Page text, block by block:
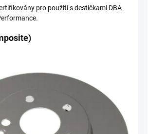
pro použití s destičkami DBA